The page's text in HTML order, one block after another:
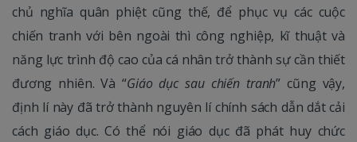
chủ nghĩa quân phiệt cũng thế, để phục vụ các cuộc
chiến tranh với bên ngoài thì công nghiệp, kĩ thuật và
năng lực trình độ cao của cá nhân trở thành sự cần thiết
đương nhiên. Và “Giáo dục sau chiến tranh” cũng vậy,
định lí này đã trở thành nguyên lí chính sách dẫn dắt cải
cách giáo dục. Có thể nói giáo dục đã phát huy chức